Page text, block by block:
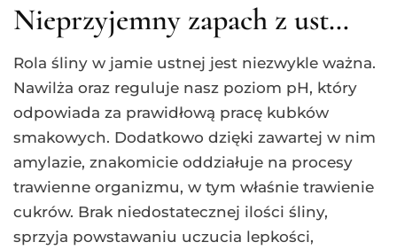
Nieprzyjemny zapach z ust…
Rola śliny w jamie ustnej jest niezwykle ważna.
Nawilża oraz reguluje nasz poziom pH, który
odpowiada za prawidłową pracę kubków
smakowych. Dodatkowo dzięki zawartej w nim
amylazie, znakomicie oddziałuje na procesy
trawienne organizmu, w tym właśnie trawienie
cukrów. Brak niedostatecznej ilości śliny,
sprzyja powstawaniu uczucia lepkości,